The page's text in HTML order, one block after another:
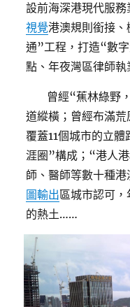
設前海深港現代服
視覺港澳規則銜接
通”工程，打造“數
點、年夜灣區律師
曾經“蕉林綠野
道縱橫；曾經布滿荒
覆蓋11個城市的立
涯圈”構成；“港人
師、醫師等數十種
圖輸出區城市認可
的熱土……